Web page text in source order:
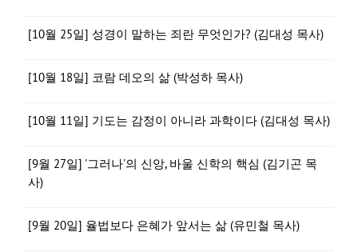
[10월 25일] 성경이 말하는 죄란 무엇인가? (김대성 목사)
[10월 18일] 코람 데오의 삶 (박성하 목사)
[10월 11일] 기도는 감정이 아니라 과학이다 (김대성 목사)
[9월 27일] '그러나'의 신앙, 바울 신학의 핵심 (김기곤 목
사)
[9월 20일] 율법보다 은혜가 앞서는 삶 (유민철 목사)